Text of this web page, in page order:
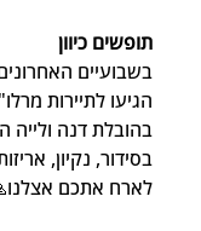
תופשים כיוון
הגיעו לתיירות
בהובלת דנה
בסידור, נקיון,
לארח אתכם